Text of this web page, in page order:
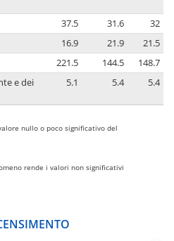
37.5 31.6
32
16.9 21.9
21.5
221.5 144.5
148.7
e dei
5.1 5.4 5.4
nullo o poco significativo del
rende i valori non significativi